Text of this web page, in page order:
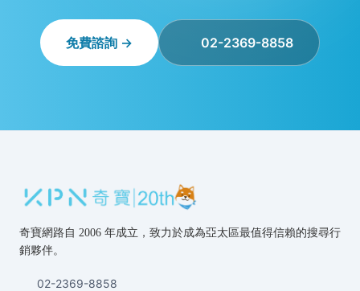
免費諮詢 → 02-2369-8858
奇寶網路自 2006 年成立，致力於成為亞太區最值得信賴的搜尋行
銷夥伴。
02-2369-8858